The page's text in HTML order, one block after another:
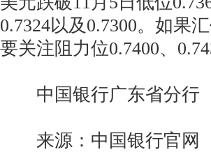
0.7324以及0.7300。如果
要关注阻力位0.7400、
中国银行广东省分行
来源：中国银行官网